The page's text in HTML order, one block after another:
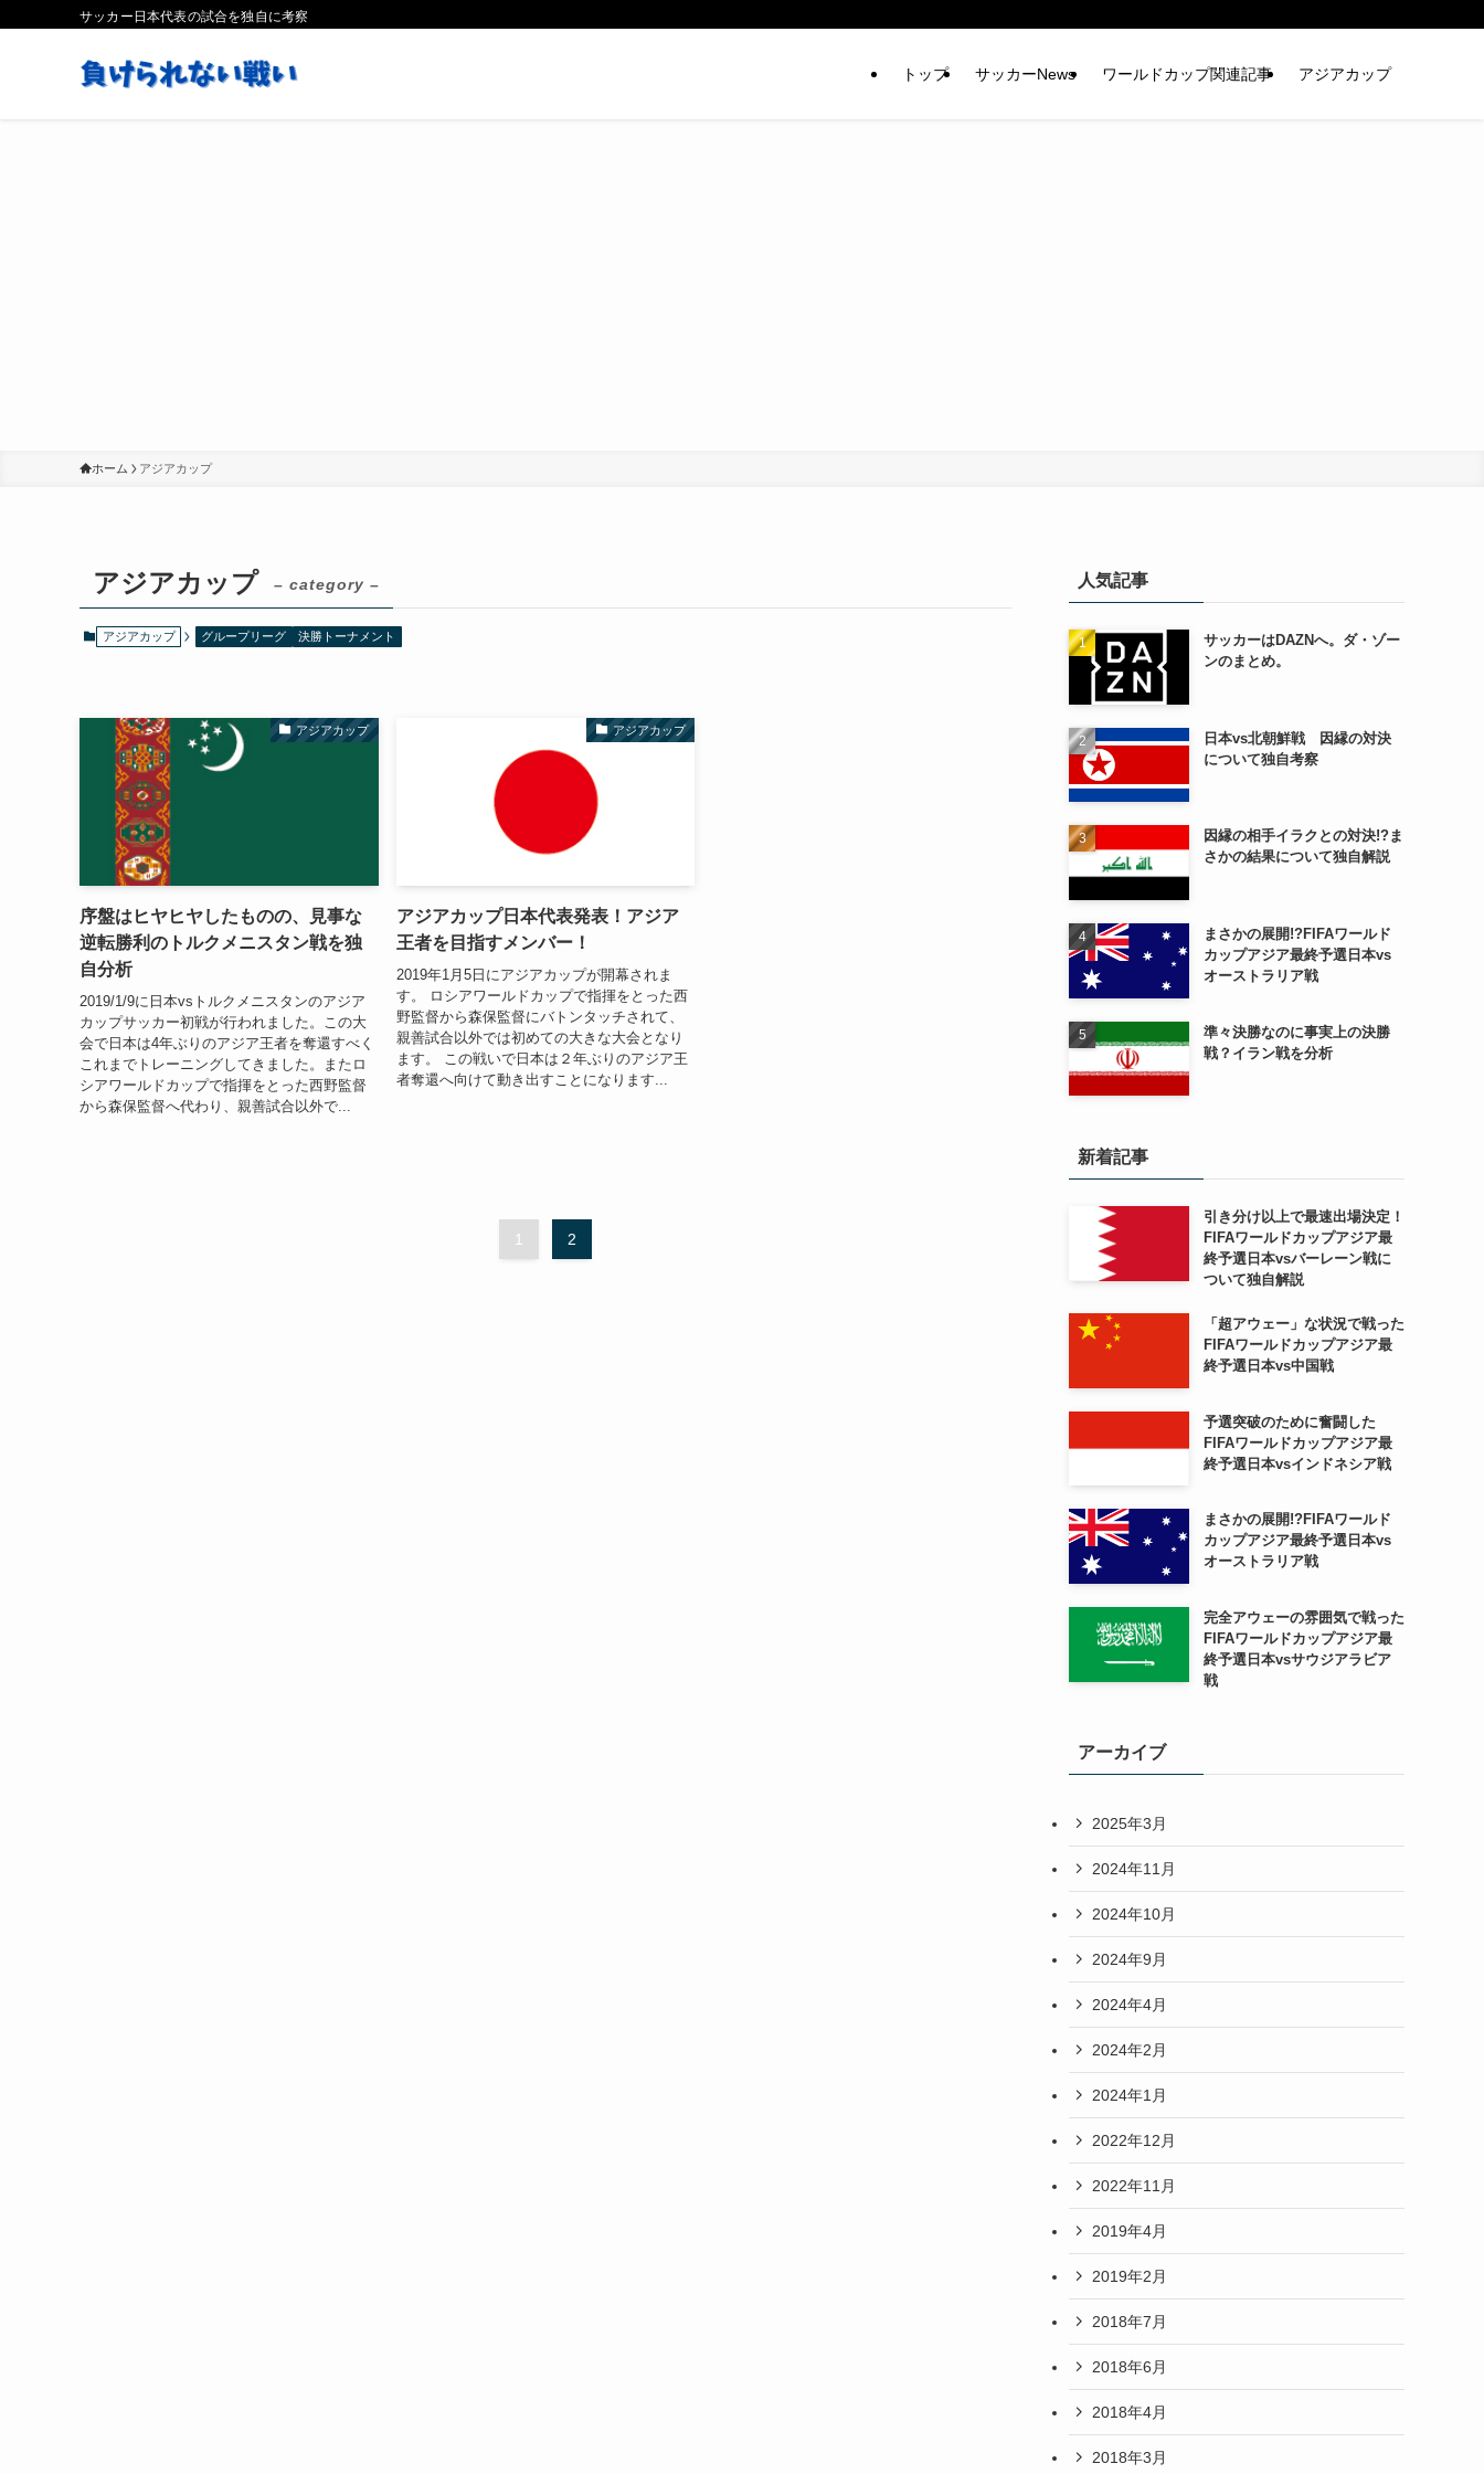
サッカー日本代表の試合を独自に考察
トップ サッカーNews ワールドカップ関連記事 アジアカップ
ホーム アジアカップ
アジアカップ – category –
アジアカップ グループリーグ 決勝トーナメント
アジアカップ
序盤はヒヤヒヤしたものの、見事な
逆転勝利のトルクメニスタン戦を独
自分析
2019/1/9に日本vsトルクメニスタンのアジア
カップサッカー初戦が行われました。この大
会で日本は4年ぶりのアジア王者を奪還すべく
これまでトレーニングしてきました。またロ
シアワールドカップで指揮をとった西野監督
から森保監督へ代わり、親善試合以外で...
アジアカップ
アジアカップ日本代表発表！アジア
王者を目指すメンバー！
2019年1月5日にアジアカップが開幕されま
す。 ロシアワールドカップで指揮をとった西
野監督から森保監督にバトンタッチされて、
親善試合以外では初めての大きな大会となり
ます。 この戦いで日本は２年ぶりのアジア王
者奪還へ向けて動き出すことになります...
1 2
人気記事
サッカーはDAZNへ。ダ・ゾー
ンのまとめ。
日本vs北朝鮮戦 因縁の対決
について独自考察
因縁の相手イラクとの対決!?ま
さかの結果について独自解説
まさかの展開!?FIFAワールド
カップアジア最終予選日本vs
オーストラリア戦
準々決勝なのに事実上の決勝
戦？イラン戦を分析
新着記事
引き分け以上で最速出場決定！
FIFAワールドカップアジア最
終予選日本vsバーレーン戦に
ついて独自解説
「超アウェー」な状況で戦った
FIFAワールドカップアジア最
終予選日本vs中国戦
予選突破のために奮闘した
FIFAワールドカップアジア最
終予選日本vsインドネシア戦
まさかの展開!?FIFAワールド
カップアジア最終予選日本vs
オーストラリア戦
完全アウェーの雰囲気で戦った
FIFAワールドカップアジア最
終予選日本vsサウジアラビア
戦
アーカイブ
2025年3月
2024年11月
2024年10月
2024年9月
2024年4月
2024年2月
2024年1月
2022年12月
2022年11月
2019年4月
2019年2月
2018年7月
2018年6月
2018年4月
2018年3月